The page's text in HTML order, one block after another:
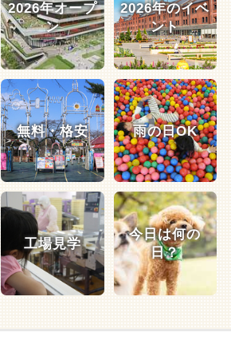
2026年オープ
ン
2026年のイベ
ント
無料・格安 雨の日OK
工場見学
今日は何の
日？